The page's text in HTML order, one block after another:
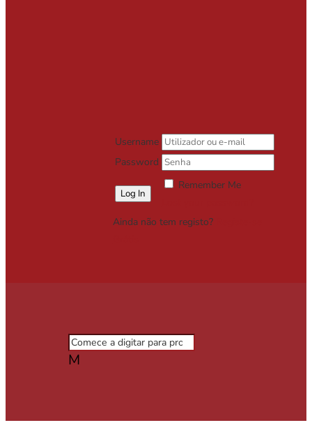
Username
Password
Remember Me
Ainda não tem registo?
M